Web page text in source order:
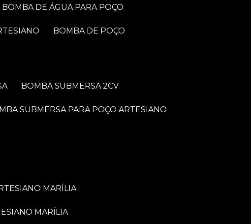
BOMBA DE ÁGUA PARA POÇO
BOMBA DE POÇO
BOMBA SUBMERSA 2CV
SUBMERSA PARA POÇO ARTESIANO
MARÍLIA
MARÍLIA